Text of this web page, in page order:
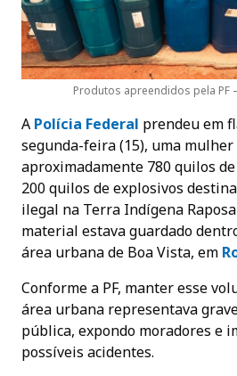
Produtos apreendidos pela PF
A Polícia Federal prendeu em
segunda-feira (15), uma
aproximadamente 780 quilos
200 quilos de explosivos
ilegal na Terra Indígena Raposa
material estava guardado
área urbana de Boa Vista, em
Conforme a PF, manter esse
área urbana representava
pública, expondo moradores e
possíveis acidentes.